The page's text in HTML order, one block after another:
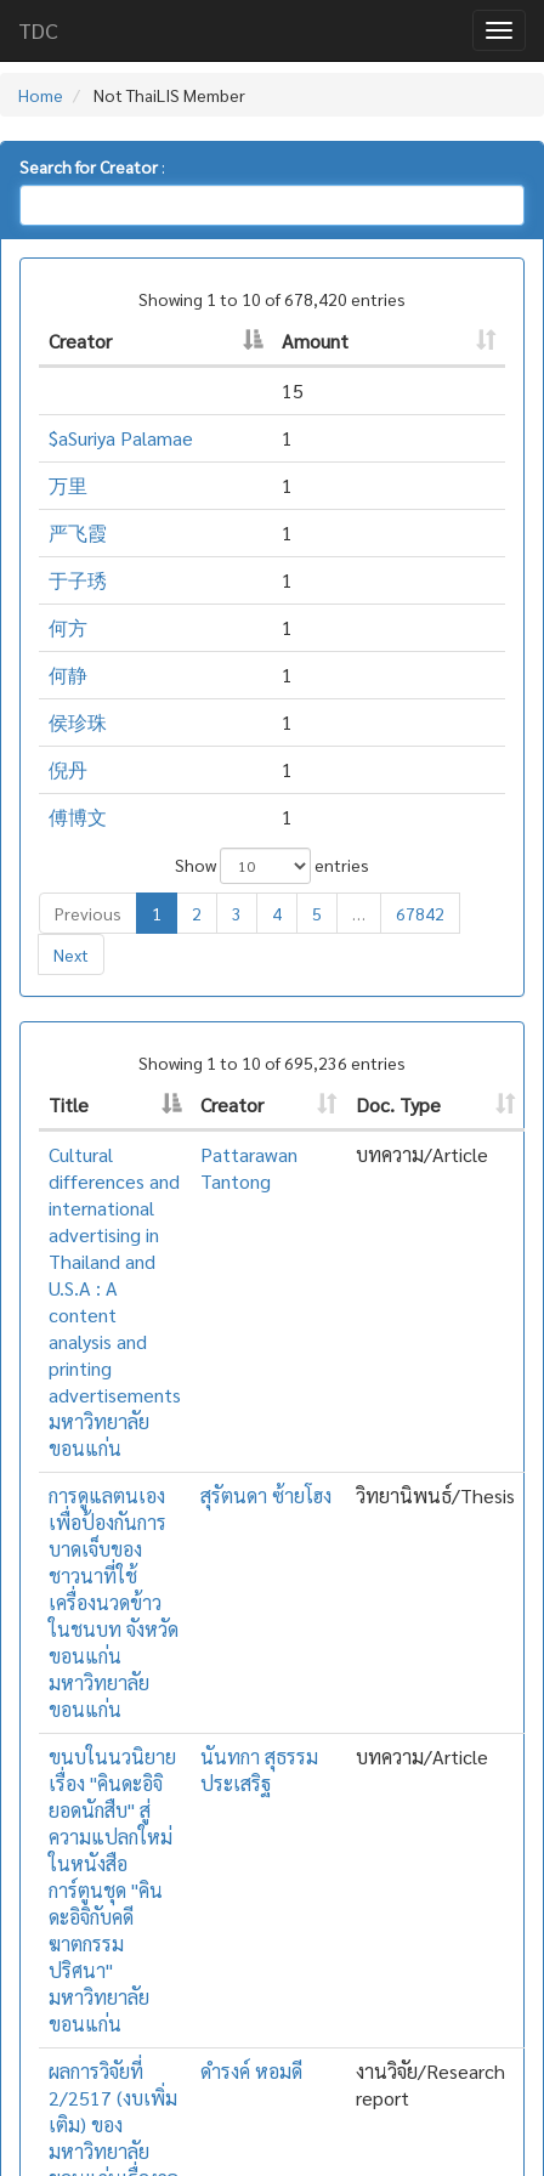
TDC
Home Not ThaiLIS Member
Search for Creator:
Showing 1 to 10 of 678,420 entries
Creator
Amount
15
$aSuriya Palamae
1
万里
1
严飞霞
1
于子琇
1
何方
1
何静
1
侯珍珠
1
倪丹
1
傅博文
1
Show entries
Previous 1 2 3 4 5 …
67842
Next
Showing 1 to 10 of 695,236 entries
Title Creator
Doc. Type
Cultural
differences and
international
advertising in
Thailand and
U.S.A : A
content
analysis and
printing
advertisements
มหาวิทยาลัย
ขอนแก่น
Pattarawan
Tantong
บทความ/Article
การดูแลตนเอง
เพื่อป้องกันการ
บาดเจ็บของ
ชาวนาที่ใช้
เครื่องนวดข้าว
ในชนบท จังหวัด
ขอนแก่น
มหาวิทยาลัย
ขอนแก่น
สุรัตนดา ซ้ายโฮง วิทยานิพนธ์/Thesis
ขนบในนวนิยาย
เรื่อง "คินดะอิจิ
ยอดนักสืบ" สู่
ความแปลกใหม่
ในหนังสือ
การ์ตูนชุด "คิน
ดะอิจิกับคดี
ฆาตกรรม
ปริศนา"
มหาวิทยาลัย
ขอนแก่น
นันทกา สุธรรม
ประเสริฐ
บทความ/Article
ผลการวิจัยที่
2/2517 (งบเพิ่ม
เติม) ของ
มหาวิทยาลัย
ดำรงค์ หอมดี
งานวิจัย/Research
report